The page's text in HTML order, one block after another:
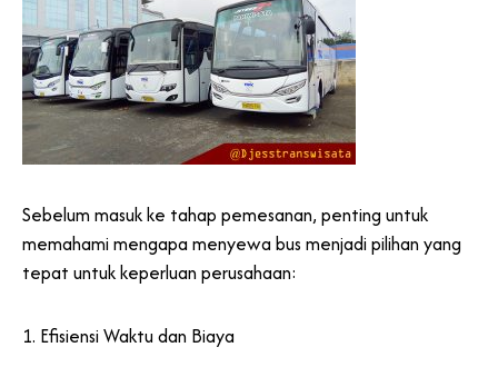
Sebelum masuk ke tahap pemesanan, penting untuk
memahami mengapa menyewa bus menjadi pilihan yang
tepat untuk keperluan perusahaan:
1. Efisiensi Waktu dan Biaya